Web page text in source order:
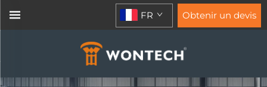
FR Obtenir un devis